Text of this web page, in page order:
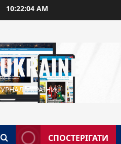
10:22:05 AM
УКРАЇНИ
СПОСТЕРІГАТИ